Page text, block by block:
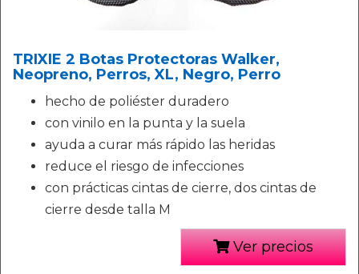
TRIXIE 2 Botas Protectoras Walker,
Neopreno, Perros, XL, Negro, Perro
hecho de poliéster duradero
con vinilo en la punta y la suela
ayuda a curar más rápido las heridas
reduce el riesgo de infecciones
con prácticas cintas de cierre, dos cintas de
cierre desde talla M
Ver precios